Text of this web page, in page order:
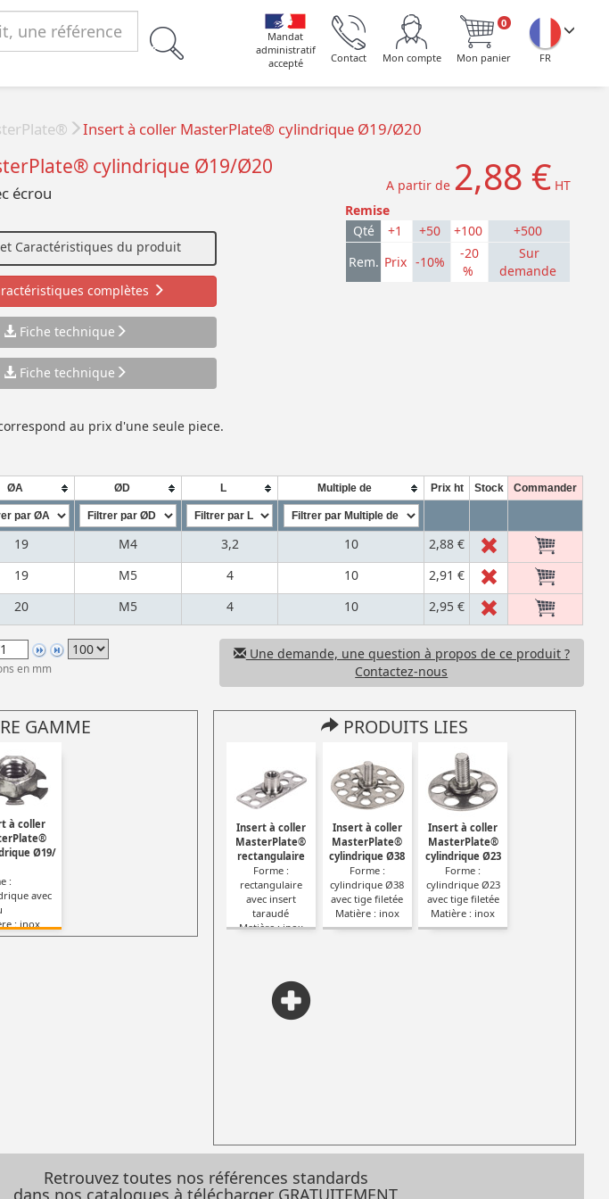
FR
0
Mon panier
Mon compte
Contact
Mandat
administratif
accepté
Insert à coller MasterPlate® cylindrique Ø19/Ø20
cylindrique Ø19/Ø20
écrou
Caractéristiques du produit
complètes
Fiche technique
Fiche technique
A partir de 2,88 € HT
Remise
Qté
+1 +50 +100
+500
Rem. Prix -10%
-20
%
Sur
demande
au prix d'une seule piece.
ØA ØD L Multiple de Prix ht Stock Commander
19 M4 3,2 10
2,88 €
19 M5 4 10
2,91 €
20 M5 4 10 2,95 €
en mm
Une demande, une question à propos de ce produit ?
Contactez-nous
GAMME
à coller
Ø19/
:
avec
: inox
PRODUITS LIES
Insert à coller
MasterPlate®
rectangulaire
Forme :
rectangulaire
avec insert
taraudé
Matière : inox
Insert à coller
MasterPlate®
cylindrique Ø38
Forme :
cylindrique Ø38
avec tige filetée
Matière : inox
Insert à coller
MasterPlate®
cylindrique Ø23
Forme :
cylindrique Ø23
avec tige filetée
Matière : inox
Retrouvez toutes nos références standards